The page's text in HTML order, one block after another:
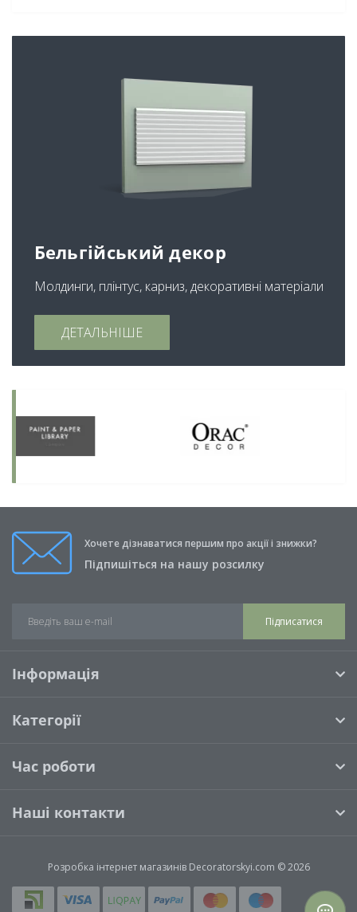
Бельгійський декор
Молдинги, плінтус, карниз, декоративні матеріали
ДЕТАЛЬНІШЕ
Хочете дізнаватися першим про акції і знижки?
Підпишіться на нашу розсилку
Підписатися
Інформація
Категорії
Час роботи
Наші контакти
Розробка інтернет магазинівDecoratorskyi.com © 2026